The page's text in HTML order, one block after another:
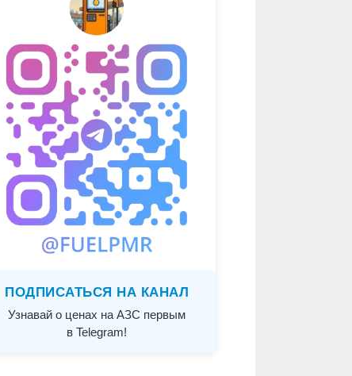
ПОДПИСАТЬСЯ НА КАНАЛ
Узнавай о ценах на АЗС первым
в Telegram!